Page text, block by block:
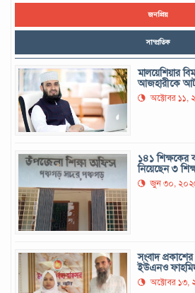
জনপ্রিয়
সাম্প্রতিক
মালয়েশিয়ার
আজহারীকে
অক্টোবর ১১,
১৪১ শিক্ষকের
নিয়েছেন ৩
জুন ৩০,
সংবাদ
ইউএনও
অক্টোবর ১৩,